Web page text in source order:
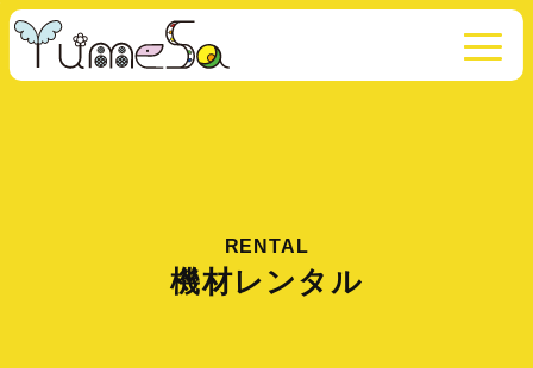
RENTAL
機材レンタル